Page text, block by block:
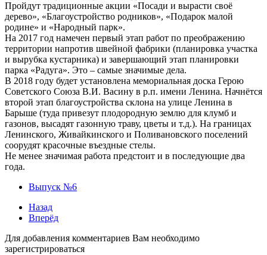
Пройдут традиционные акции «Посади и вырасти своё
дерево», «Благоустройство родников», «Подарок малой
родине» и «Народный парк».
На 2017 год намечен первый этап работ по преображению
территории напротив швейной фабрики (планировка участка
и вырубка кустарника) и завершающий этап планировки
парка «Радуга». Это – самые значимые дела.
В 2018 году будет установлена мемориальная доска Герою
Советского Союза В.И. Васину в р.п. имени Ленина. Начнётся
второй этап благоустройства склона на улице Ленина в
Барыше (туда привезут плодородную землю для клумб и
газонов, высадят газонную траву, цветы и т.д.). На границах
Ленинского, Живайкинского и Поливановского поселений
соорудят красочные въездные стелы.
Не менее значимая работа предстоит и в последующие два
года.
Выпуск №6
Назад
Вперёд
Для добавления комментариев Вам необходимо
зарегистрироваться